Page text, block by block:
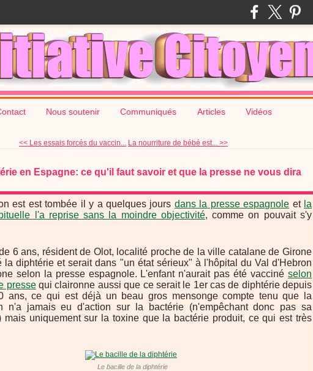
Nous soutenir Communiqués Articles Vidéos
<< Les essais forcés du vaccin... La nourriture de bébé est... >>
en Espagne: ce qu'il faut savoir et que la presse ne vous dira
est est tombée il y a quelques jours dans la presse espagnole et la
l'a reprise sans la moindre objectivité, comme on pouvait s'y
6 ans, résident de Olot, localité proche de la ville catalane de Girone
la diphtérie et serait dans "un état sérieux" à l'hôpital du Val d'Hebron
selon la presse espagnole. L'enfant n'aurait pas été vacciné selon
pressequi claironne aussi que ce serait le 1er cas de diphtérie depuis
ans, ce qui est déjà un beau gros mensonge compte tenu que la
n'a jamais eu d'action sur la bactérie (n'empêchant donc pas sa
mais uniquement sur la toxine que la bactérie produit, ce qui est très
Le bacille de la diphtérie